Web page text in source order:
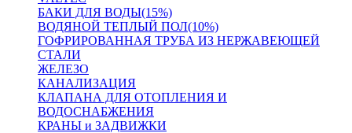
БАКИ ДЛЯ ВОДЫ(15%)
ВОДЯНОЙ ТЕПЛЫЙ ПОЛ(10%)
ГОФРИРОВАННАЯ ТРУБА ИЗ НЕРЖАВЕЮЩЕЙ
СТАЛИ
ЖЕЛЕЗО
КАНАЛИЗАЦИЯ
КЛАПАНА ДЛЯ ОТОПЛЕНИЯ И
ВОДОСНАБЖЕНИЯ
КРАНЫ и ЗАДВИЖКИ